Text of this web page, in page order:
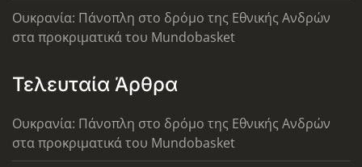
Ουκρανία: Πάνοπλη στο δρόμο της Εθνικής Ανδρών
στα προκριματικά του Mundobasket
Τελευταία Άρθρα
Ουκρανία: Πάνοπλη στο δρόμο της Εθνικής Ανδρών
στα προκριματικά του Mundobasket